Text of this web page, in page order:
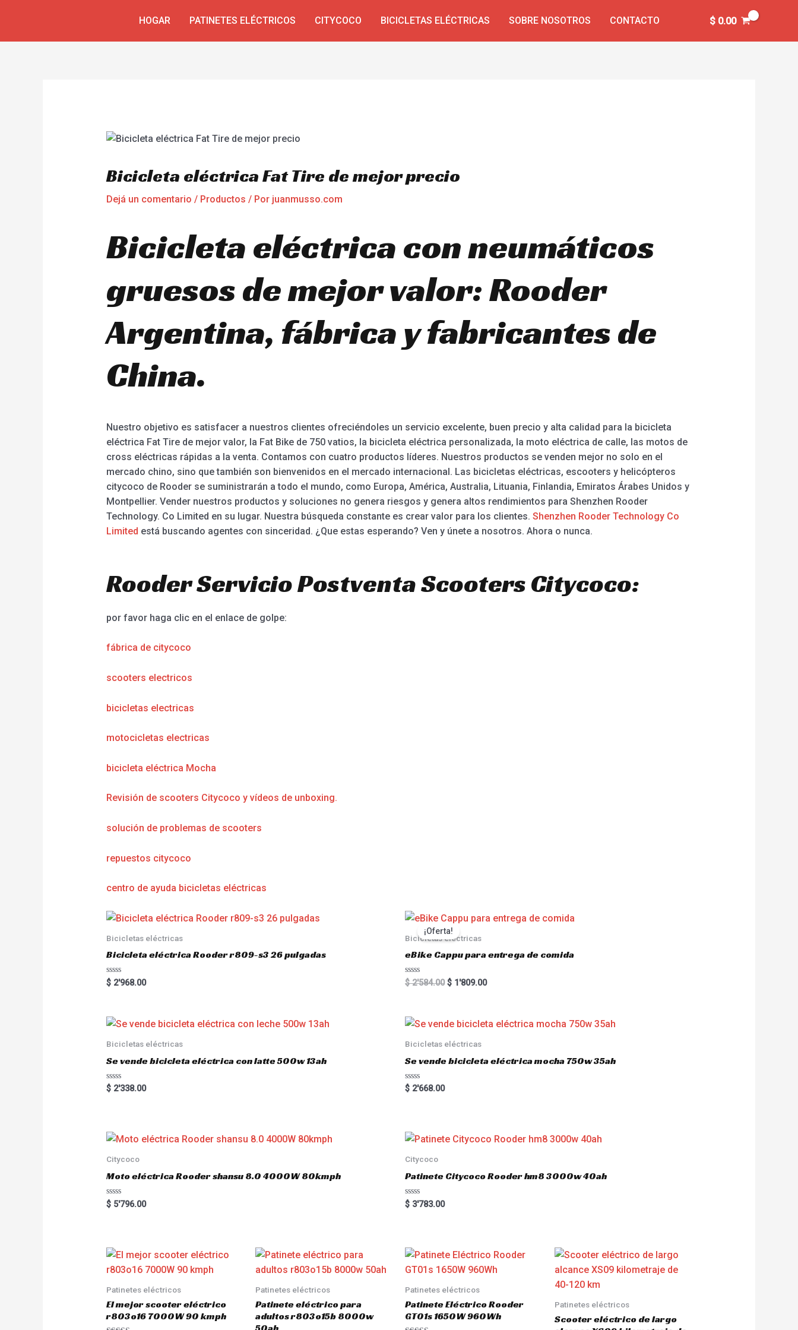
HOGAR PATINETES ELÉCTRICOS CITYCOCO BICICLETAS ELÉCTRICAS SOBRE NOSOTROS CONTACTO $0.00
Bicicleta eléctrica Fat Tire de mejor precio
Dejá un comentario / Productos / Por juanmusso.com
Bicicleta eléctrica con neumáticos
gruesos de mejor valor: Rooder
Argentina, fábrica y fabricantes de
China.
Nuestro objetivo es satisfacer a nuestros clientes ofreciéndoles un servicio excelente, buen precio y alta calidad para la bicicleta
eléctrica Fat Tire de mejor valor, la Fat Bike de 750 vatios, la bicicleta eléctrica personalizada, la moto eléctrica de calle, las motos de
cross eléctricas rápidas a la venta. Contamos con cuatro productos líderes. Nuestros productos se venden mejor no solo en el
mercado chino, sino que también son bienvenidos en el mercado internacional. Las bicicletas eléctricas, escooters y helicópteros
citycoco de Rooder se suministrarán a todo el mundo, como Europa, América, Australia, Lituania, Finlandia, Emiratos Árabes Unidos y
Montpellier. Vender nuestros productos y soluciones no genera riesgos y genera altos rendimientos para Shenzhen Rooder
Technology. Co Limited en su lugar. Nuestra búsqueda constante es crear valor para los clientes. Shenzhen Rooder Technology Co
Limited está buscando agentes con sinceridad. ¿Que estas esperando? Ven y únete a nosotros. Ahora o nunca.
Rooder Servicio Postventa Scooters Citycoco:
por favor haga clic en el enlace de golpe:
fábrica de citycoco
scooters electricos
bicicletas electricas
motocicletas electricas
bicicleta eléctrica Mocha
Revisión de scooters Citycoco y vídeos de unboxing.
solución de problemas de scooters
repuestos citycoco
centro de ayuda bicicletas eléctricas
Bicicletas eléctricas
Bicicleta eléctrica Rooder r809-s3 26 pulgadas
R
a
0
o
t
f
5
$2'968.00
¡Oferta!
Bicicletas eléctricas
eBike Cappu para entrega de comida
R
a
0
o
t
f
5
$2'584.00 $ 1'809.00
Bicicletas eléctricas
Se vende bicicleta eléctrica con latte 500w 13ah
R
a
o
u
o
f
5
$2'338.00
Bicicletas eléctricas
Se vende bicicleta eléctrica mocha 750w 35ah
R
a
o
u
o
f
5
$ 2'668.00
Citycoco
Moto eléctrica Rooder shansu 8.0 4000W 80kmph
R
a
o
u
o
5
$5'796.00
Citycoco
Patinete Citycoco Rooder hm8 3000w 40ah
R
a
o
u
t
o
5
$ 3'783.00
Patinetes eléctricos
El mejor scooter eléctrico
r803o16 7000W 90 kmph
Patinetes eléctricos
Patinete eléctrico para
adultos r803o15b 8000w
Patinetes eléctricos
Patinete Eléctrico Rooder
GT01s 1650W 960Wh
Patinetes eléctricos
Scooter eléctrico de largo